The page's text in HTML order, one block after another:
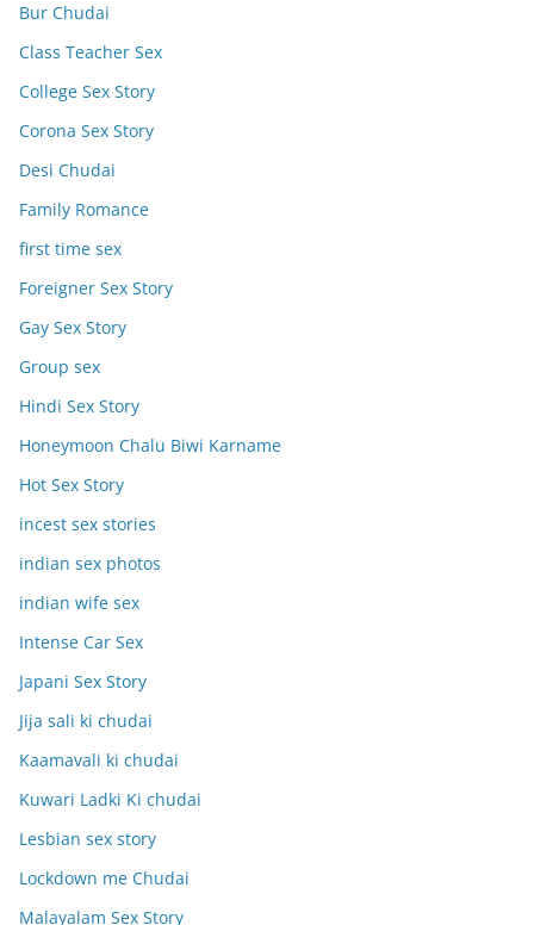
Bur Chudai
Class Teacher Sex
College Sex Story
Corona Sex Story
Desi Chudai
Family Romance
first time sex
Foreigner Sex Story
Gay Sex Story
Group sex
Hindi Sex Story
Honeymoon Chalu Biwi Karname
Hot Sex Story
incest sex stories
indian sex photos
indian wife sex
Intense Car Sex
Japani Sex Story
Jija sali ki chudai
Kaamavali ki chudai
Kuwari Ladki Ki chudai
Lesbian sex story
Lockdown me Chudai
Malayalam Sex Story